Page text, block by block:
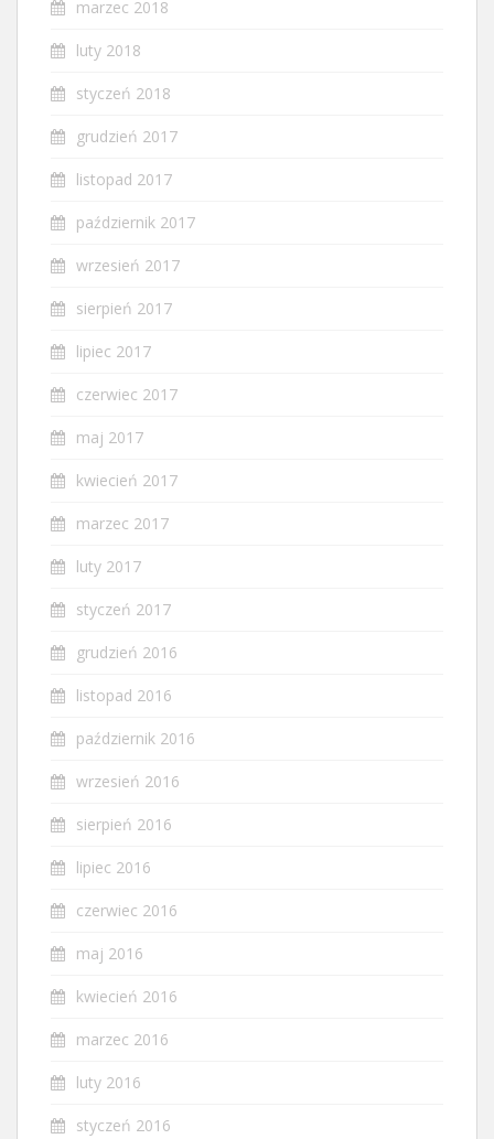
marzec 2018
luty 2018
styczeń 2018
grudzień 2017
listopad 2017
październik 2017
wrzesień 2017
sierpień 2017
lipiec 2017
czerwiec 2017
maj 2017
kwiecień 2017
marzec 2017
luty 2017
styczeń 2017
grudzień 2016
listopad 2016
październik 2016
wrzesień 2016
sierpień 2016
lipiec 2016
czerwiec 2016
maj 2016
kwiecień 2016
marzec 2016
luty 2016
styczeń 2016